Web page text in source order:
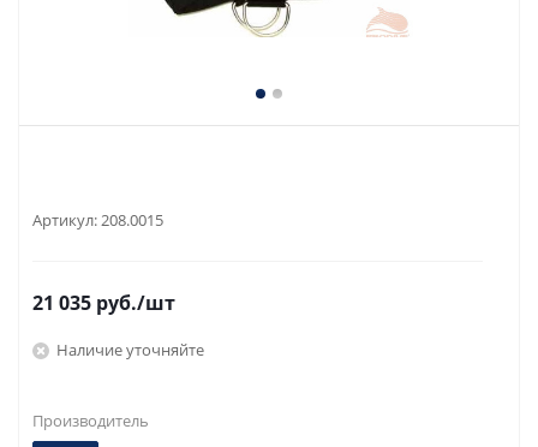
Артикул:208.0015
21 035 руб./шт
Наличие уточняйте
Производитель